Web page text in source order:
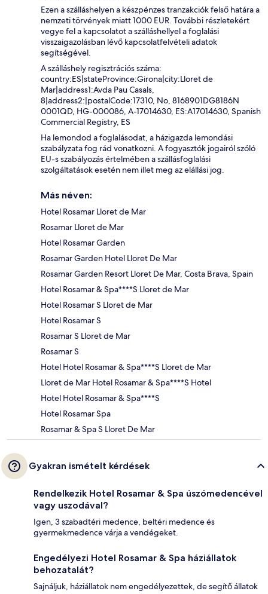
Ezen a szálláshelyen a készpénzes tranzakciók felső határa a
nemzeti törvények miatt 1000 EUR. További részletekért
vegye fel a kapcsolatot a szálláshellyel a foglalási
visszaigazolásban lévő kapcsolatfelvételi adatok
segítségével.
A szálláshely regisztrációs száma:
country:ES|stateProvince:Girona|city:Lloret de
Mar|address1:Avda Pau Casals,
8|address2:|postalCode:17310, No, 8168901DG8186N
0001QD, HG-000086, A-17014630, ES:A17014630, Spanish
Commercial Registry, ES
Ha lemondod a foglalásodat, a házigazda lemondási
szabályzata fog rád vonatkozni. A fogyasztók jogairól szóló
EU-s szabályozás értelmében a szállásfoglalási
szolgáltatások esetén nem illet meg az elállási jog.
Más néven:
Hotel Rosamar Lloret de Mar
Rosamar Lloret de Mar
Hotel Rosamar Garden
Rosamar Garden Hotel Lloret De Mar
Rosamar Garden Resort Lloret De Mar, Costa Brava, Spain
Hotel Rosamar & Spa****S Lloret de Mar
Hotel Rosamar S Lloret de Mar
Hotel Rosamar S
Rosamar S Lloret de Mar
Rosamar S
Hotel Hotel Rosamar & Spa****S Lloret de Mar
Lloret de Mar Hotel Rosamar & Spa****S Hotel
Hotel Hotel Rosamar & Spa****S
Hotel Rosamar Spa
Rosamar & Spa S Lloret De Mar
Gyakran ismételt kérdések
Rendelkezik Hotel Rosamar & Spa úszómedencével
vagy uszodával?
Igen, 3 szabadtéri medence, beltéri medence és
gyermekmedence várja a vendégeket.
Engedélyezi Hotel Rosamar & Spa háziállatok
behozatalát?
Sajnáljuk, háziállatok nem engedélyezettek, de segítő állatok